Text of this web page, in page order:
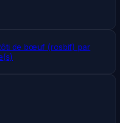
de bœuf (rosbif) par